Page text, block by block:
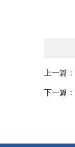
上一篇
下一篇